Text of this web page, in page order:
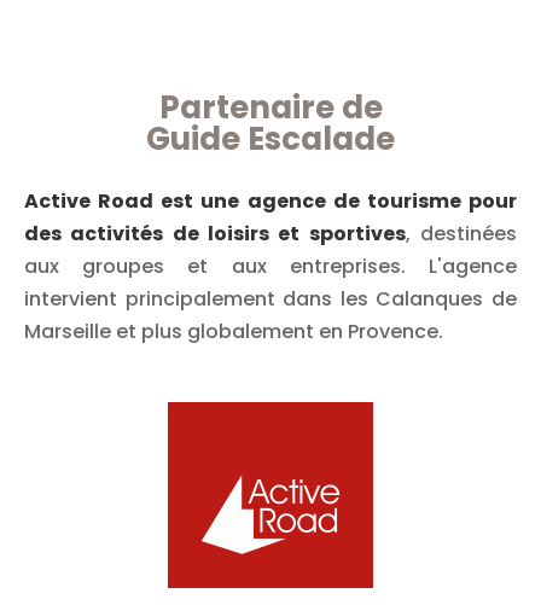
Partenaire de
Guide Escalade
Active Road est une agence de tourisme pour
des activités de loisirs et sportives, destinées
aux groupes et aux entreprises. L'agence
intervient principalement dans les Calanques de
Marseille et plus globalement en Provence.